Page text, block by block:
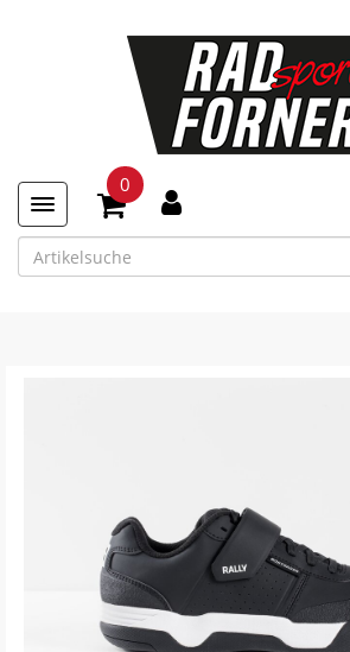
Toggle navigation
0